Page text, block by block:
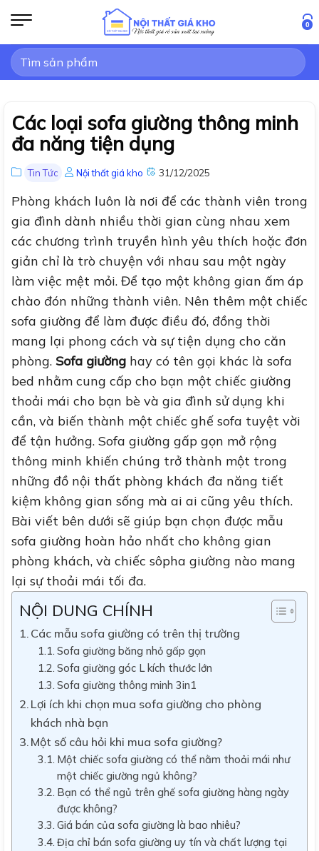
qua
nội
dung
0
Tìm
kiếm:
Các loại sofa giường thông minh
đa năng tiện dụng
Tin Tức Nội thất giá kho 31/12/2025
Phòng khách luôn là nơi để các thành viên trong
gia đình dành nhiều thời gian cùng nhau xem
các chương trình truyền hình yêu thích hoặc đơn
giản chỉ là trò chuyện với nhau sau một ngày
làm việc mệt mỏi. Để tạo một không gian ấm áp
chào đón những thành viên. Nên thêm một chiếc
sofa giường để làm được điều đó, đồng thời
mang lại phong cách và sự tiện dụng cho căn
phòng. Sofa giường hay có tên gọi khác là sofa
bed nhằm cung cấp cho bạn một chiếc giường
thoải mái cho bạn bè và gia đình sử dụng khi
cần, và biến thành một chiếc ghế sofa tuyệt vời
để tận hưởng. Sofa giường gấp gọn mở rộng
thông minh khiến chúng trở thành một trong
những đồ nội thất phòng khách đa năng tiết
kiệm không gian sống mà ai ai cũng yêu thích.
Bài viết bên dưới sẽ giúp bạn chọn được mẫu
sofa giường hoàn hảo nhất cho không gian
phòng khách, và chiếc sôpha giường nào mang
lại sự thoải mái tối đa.
NỘI DUNG CHÍNH
Các mẫu sofa giường có trên thị trường
Sofa giường băng nhỏ gấp gọn
Sofa giường góc L kích thước lớn
Sofa giường thông minh 3in1
Lợi ích khi chọn mua sofa giường cho phòng
khách nhà bạn
Một số câu hỏi khi mua sofa giường?
Một chiếc sofa giường có thể nằm thoải mái như
một chiếc giường ngủ không?
Bạn có thể ngủ trên ghế sofa giường hàng ngày
được không?
Giá bán của sofa giường là bao nhiêu?
Địa chỉ bán sofa giường uy tín và chất lượng tại